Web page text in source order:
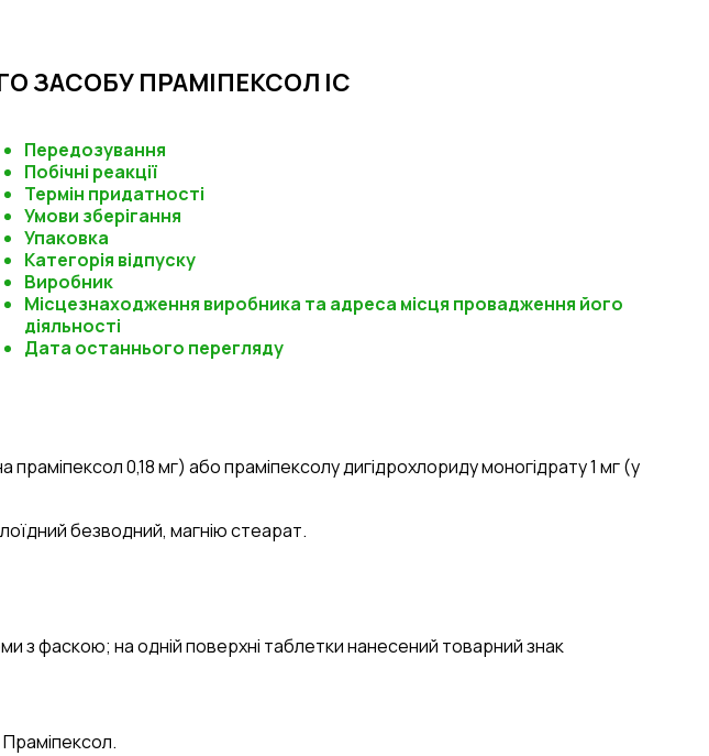
ЗАСОБУ ПРАМІПЕКСОЛ ІС
Передозування
Побічні реакції
Термін придатності
Умови зберігання
Упаковка
Категорія відпуску
Виробник
Місцезнаходження виробника та адреса місця провадження його
діяльності
Дата останнього перегляду
0,18 мг) або праміпексолу дигідрохлориду моногідрату 1 мг (у
безводний, магнію стеарат.
з фаскою; на одній поверхні таблетки нанесений товарний знак
Праміпексол.